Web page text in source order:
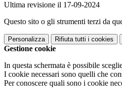
Ultima revisione il 17-09-2024
Questo sito o gli strumenti terzi da
Personalizza Rifiuta tutti i cookies
Gestione cookie
In questa schermata è possibile
I cookie necessari sono quelli che
Per conoscere quali sono i cookie